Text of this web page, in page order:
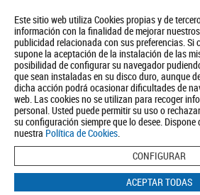
Este sitio web utiliza Cookies propias y de
información con la finalidad de mejorar
publicidad relacionada con sus preferencias. Si
supone la aceptación de la instalación de las
posibilidad de configurar su navegador
que sean instaladas en su disco duro, aunque
dicha acción podrá ocasionar dificultades de
web. Las cookies no se utilizan para recoger
personal. Usted puede permitir su uso o
su configuración siempre que lo desee.
nuestra Política de Cookies.
CONFIGURAR
ACEPTAR TODAS
Quiénes somos Turismo